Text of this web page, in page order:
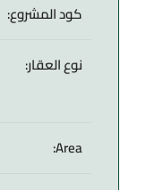
كود المشروع:
نوع العقار:
Area: